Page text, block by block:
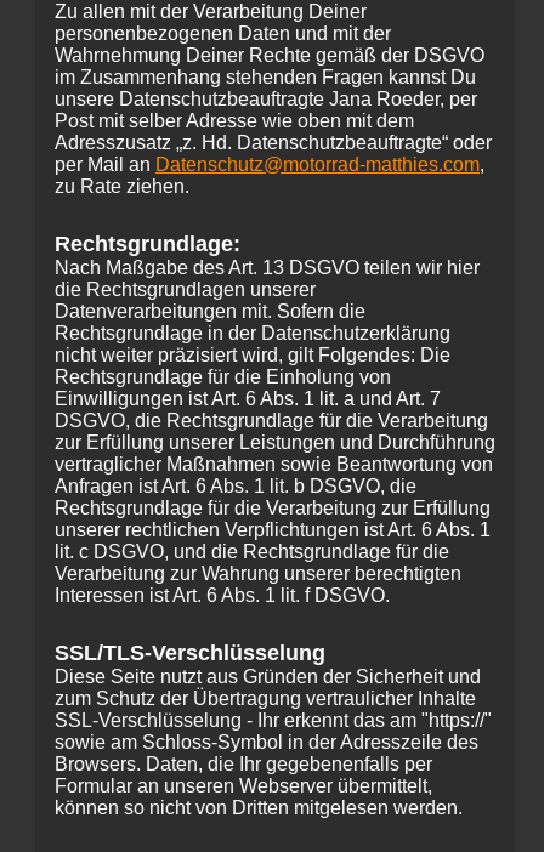
Zu allen mit der Verarbeitung Deiner
personenbezogenen Daten und mit der
Wahrnehmung Deiner Rechte gemäß der DSGVO
im Zusammenhang stehenden Fragen kannst Du
unsere Datenschutzbeauftragte Jana Roeder, per
Post mit selber Adresse wie oben mit dem
Adresszusatz „z. Hd. Datenschutzbeauftragte“ oder
per Mail an Datenschutz@motorrad-matthies.com,
zu Rate ziehen.
Rechtsgrundlage:
Nach Maßgabe des Art. 13 DSGVO teilen wir hier
die Rechtsgrundlagen unserer
Datenverarbeitungen mit. Sofern die
Rechtsgrundlage in der Datenschutzerklärung
nicht weiter präzisiert wird, gilt Folgendes: Die
Rechtsgrundlage für die Einholung von
Einwilligungen ist Art. 6 Abs. 1 lit. a und Art. 7
DSGVO, die Rechtsgrundlage für die Verarbeitung
zur Erfüllung unserer Leistungen und Durchführung
vertraglicher Maßnahmen sowie Beantwortung von
Anfragen ist Art. 6 Abs. 1 lit. b DSGVO, die
Rechtsgrundlage für die Verarbeitung zur Erfüllung
unserer rechtlichen Verpflichtungen ist Art. 6 Abs. 1
lit. c DSGVO, und die Rechtsgrundlage für die
Verarbeitung zur Wahrung unserer berechtigten
Interessen ist Art. 6 Abs. 1 lit. f DSGVO.
SSL/TLS-Verschlüsselung
Diese Seite nutzt aus Gründen der Sicherheit und
zum Schutz der Übertragung vertraulicher Inhalte
SSL-Verschlüsselung - Ihr erkennt das am "https://"
sowie am Schloss-Symbol in der Adresszeile des
Browsers. Daten, die Ihr gegebenenfalls per
Formular an unseren Webserver übermittelt,
können so nicht von Dritten mitgelesen werden.